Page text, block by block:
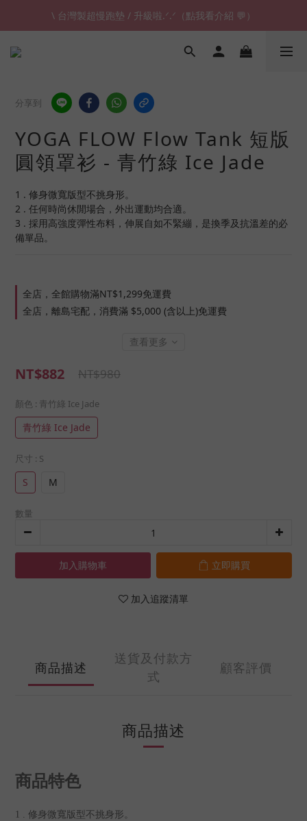
\ 台灣製超慢跑墊 / 升級啦.ᐟ.ᐟ（點我看介紹 💬）
\ 台灣製超慢跑墊 / 升級啦.ᐟ.ᐟ（點我看介紹 💬）
✈ 港澳免運｜滿HK$1,239免運 (指定商品)
分享到
YOGA FLOW Flow Tank 短版
圓領罩衫 - 青竹綠 Ice Jade
1 . 修身微寬版型不挑身形。
2 . 任何時尚休閒場合，外出運動均合適。
3 . 採用高強度彈性布料，伸展自如不緊繃，是換季及抗溫差的必
備單品。
全店，全館購物滿NT$1,299免運費
全店，離島宅配，消費滿 $5,000 (含以上)免運費
查看更多
NT$882 NT$980
顏色 : 青竹綠 Ice Jade
青竹綠 Ice Jade
尺寸 : S
S M
數量
加入購物車 立即購買
加入追蹤清單
商品描述
送貨及付款方
式
顧客評價
商品描述
商品特色
1 . 修身微寬版型不挑身形。